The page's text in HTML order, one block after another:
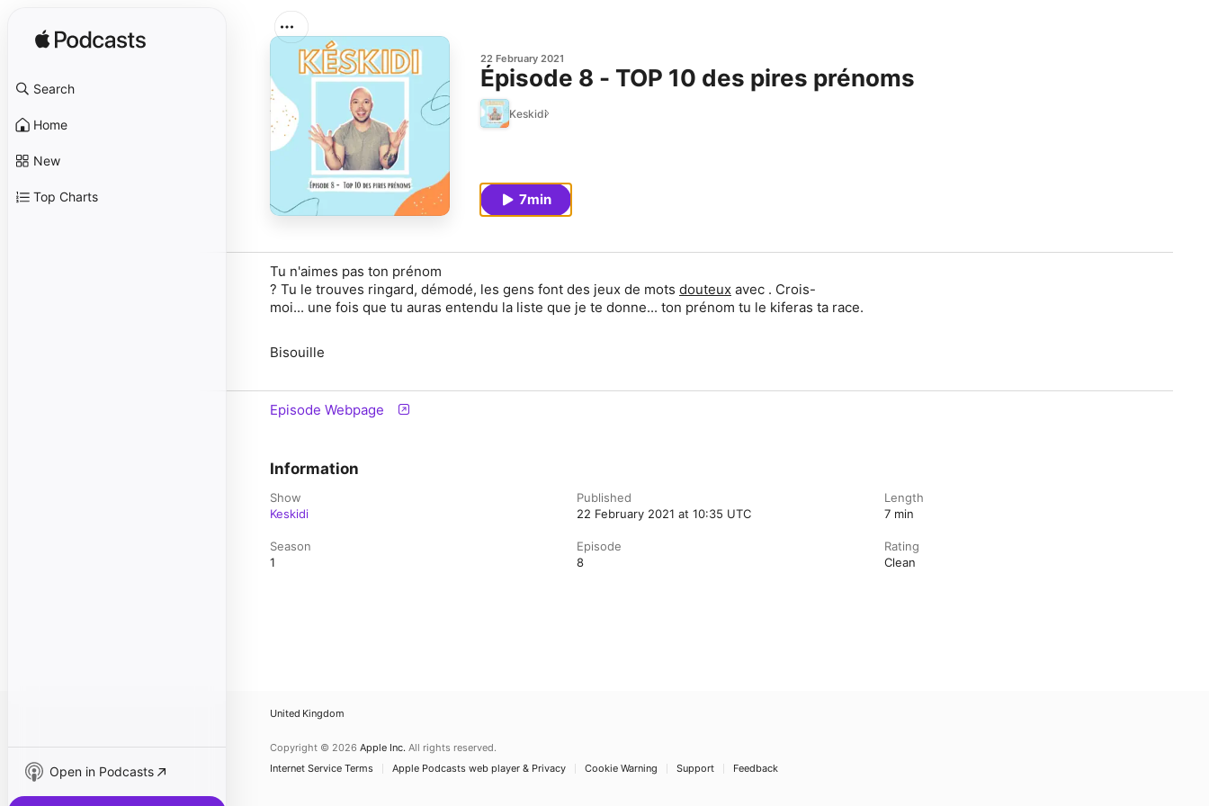
Search
Home
New
Top Charts
Open in Podcasts
22 February 2021
Épisode 8 - TOP 10 des pires prénoms
Keskidi
7min
Tu n'aimes pas ton prénom
? Tu le trouves ringard, démodé, les gens font des jeux de mots douteux avec . Crois-
moi... une fois que tu auras entendu la liste que je te donne... ton prénom tu le kiferas ta race.
Bisouille
Episode Webpage
Information
Show
Keskidi
Published
22 February 2021 at 10:35 UTC
Length
7 min
Season
1
Episode
8
Rating
Clean
United Kingdom
Copyright © 2026 Apple Inc. All rights reserved.
Internet Service Terms
Apple Podcasts web player & Privacy Cookie Warning Support Feedback